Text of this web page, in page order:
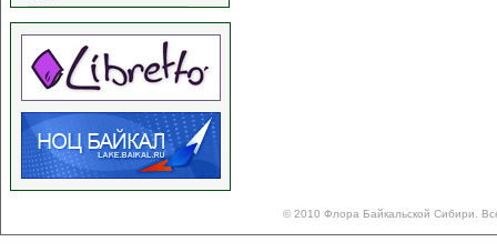
© 2010 Флора Байкальской Сибири.